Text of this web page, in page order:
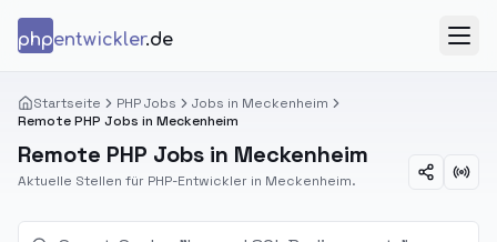
phpentwickler.de
Startseite PHP Jobs
Jobs in Meckenheim
Remote PHP Jobs in Meckenheim
Remote PHP Jobs in Meckenheim
Aktuelle Stellen für PHP-Entwickler in Meckenheim.